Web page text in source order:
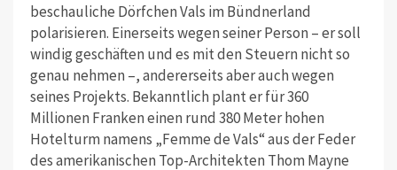
beschauliche Dörfchen Vals im Bündnerland
polarisieren. Einerseits wegen seiner Person – er soll
windig geschäften und es mit den Steuern nicht so
genau nehmen –, andererseits aber auch wegen
seines Projekts. Bekanntlich plant er für 360
Millionen Franken einen rund 380 Meter hohen
Hotelturm namens „Femme de Vals“ aus der Feder
des amerikanischen Top-Architekten Thom Mayne